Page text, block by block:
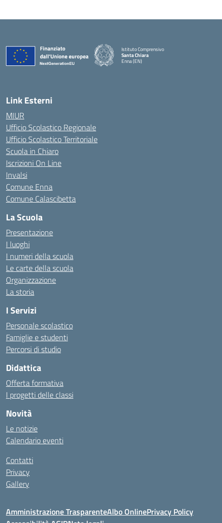
Istituto Comprensivo
Santa Chiara
Enna (EN)
Link Esterni
MIUR
Ufficio Scolastico Regionale
Ufficio Scolastico Territoriale
Scuola in Chiaro
Iscrizioni On Line
Invalsi
Comune Enna
Comune Calascibetta
La Scuola
Presentazione
I luoghi
I numeri della scuola
Le carte della scuola
Organizzazione
La storia
I Servizi
Personale scolastico
Famiglie e studenti
Percorsi di studio
Didattica
Offerta formativa
I progetti delle classi
Novità
Le notizie
Calendario eventi
Contatti
Privacy
Gallery
Amministrazione TrasparenteAlbo OnlinePrivacy Policy